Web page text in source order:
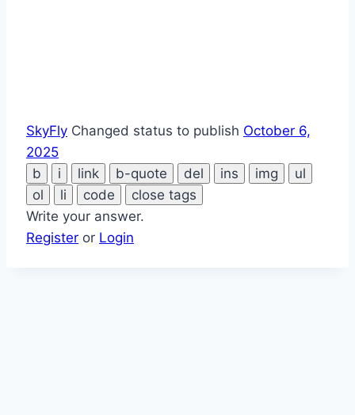
SkyFly Changed status to publish October 6,
2025
Write your answer.
Register or Login